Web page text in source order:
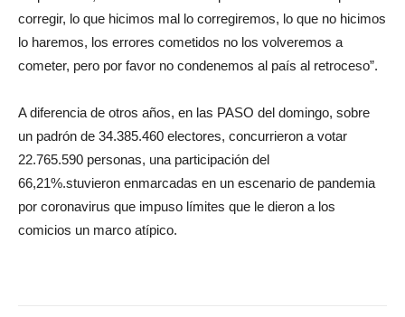
corregir, lo que hicimos mal lo corregiremos, lo que no hicimos
lo haremos, los errores cometidos no los volveremos a
cometer, pero por favor no condenemos al país al retroceso”.
A diferencia de otros años, en las PASO del domingo, sobre
un padrón de 34.385.460 electores, concurrieron a votar
22.765.590 personas, una participación del
66,21%.stuvieron enmarcadas en un escenario de pandemia
por coronavirus que impuso límites que le dieron a los
comicios un marco atípico.